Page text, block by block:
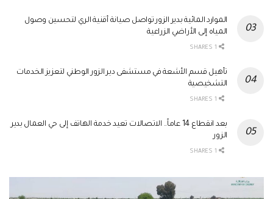
الموارد المائية بدير الزور تواصل صيانة أقنية الري لتحسين وصول
المياه إلى الأراضي الزراعية
تأهيل قسم الأشعة في مستشفى دير الزور الوطني لتعزيز الخدمات
التشخيصية
بعد انقطاع 14 عاماً.. الاتصالات تعيد خدمة الهاتف إلى حي العمال بدير
الزور